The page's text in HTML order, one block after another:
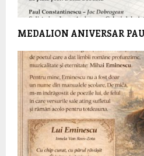
MEDALION ANIVERSAR